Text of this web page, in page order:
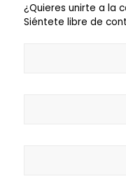
¿Quieres unirte a la
Siéntete libre de